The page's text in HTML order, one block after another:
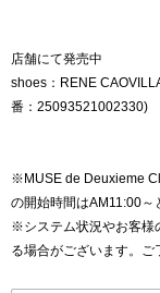
店舗にて発売中
shoes：RENE
番：25093521002330)
※MUSE de Deuxieme
の開始時間はAM11:00～
※システム状況やお客様
る場合がございます。ご